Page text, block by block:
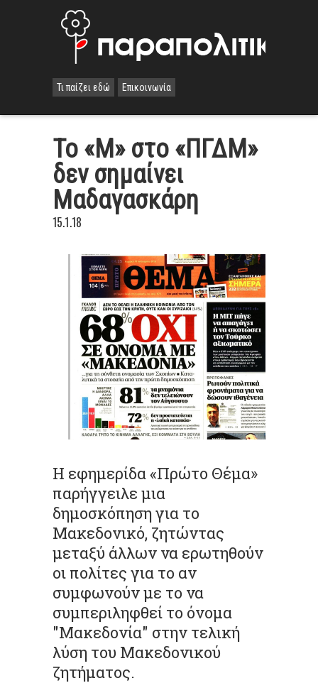
Τι παίζει εδώ Επικοινωνία
Το «Μ» στο «ΠΓΔΜ»
δεν σημαίνει
Μαδαγασκάρη
15.1.18
Η εφημερίδα «Πρώτο Θέμα»
παρήγγειλε μια
δημοσκόπηση για το
Μακεδονικό, ζητώντας
μεταξύ άλλων να ερωτηθούν
οι πολίτες για το αν
συμφωνούν με το να
συμπεριληφθεί το όνομα
"Μακεδονία" στην τελική
λύση του Μακεδονικού
ζητήματος.